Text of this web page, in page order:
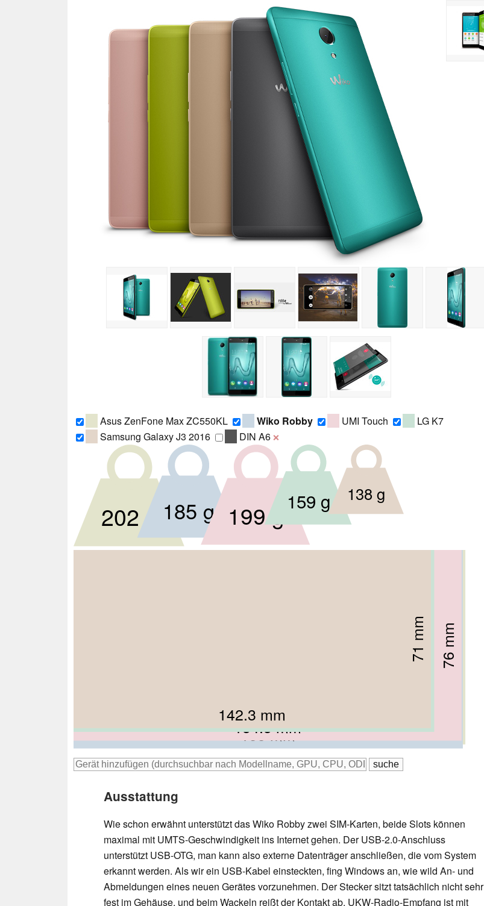
Asus ZenFone Max ZC550KL Wiko Robby UMI Touch
LG K7
Samsung Galaxy J3 2016
DIN A6 ❌
156 mm
77.5 mm
202 g
155 mm
79.1 mm
185 g
154.5 mm
76 mm
199 g
143.6 mm
72.5 mm
159 g
142.3 mm
71 mm
138 g
Ausstattung
Wie schon erwähnt unterstützt das Wiko Robby zwei SIM-Karten, beide Slots können
maximal mit UMTS-Geschwindigkeit ins Internet gehen. Der USB-2.0-Anschluss
unterstützt USB-OTG, man kann also externe Datenträger anschließen, die vom System
erkannt werden. Als wir ein USB-Kabel einsteckten, fing Windows an, wie wild An- und
Abmeldungen eines neuen Gerätes vorzunehmen. Der Stecker sitzt tatsächlich nicht sehr
fest im Gehäuse, und beim Wackeln reißt der Kontakt ab. UKW-Radio-Empfang ist mit